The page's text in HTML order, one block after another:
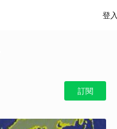
登入
訂閱